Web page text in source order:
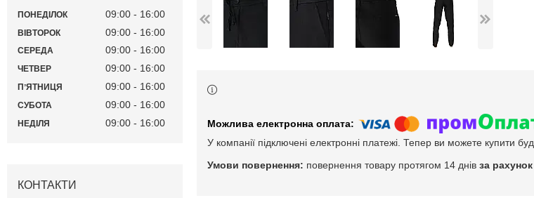
У компанії підключені електронні платежі. Тепер ви можете купити
повернення товару протягом 14 днів за
ПОНЕДІЛОК 09:00 16:00
ВІВТОРОК 09:00 16:00
СЕРЕДА 09:00 16:00
ЧЕТВЕР 09:00 16:00
ПʼЯТНИЦЯ 09:00 16:00
СУБОТА 09:00 16:00
НЕДІЛЯ 09:00 16:00
КОНТАКТИ